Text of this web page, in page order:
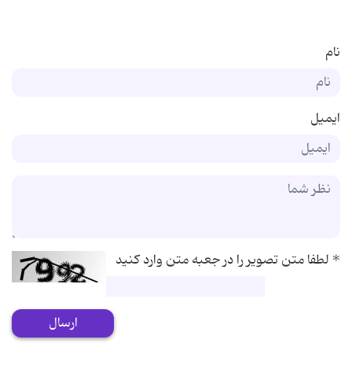
نام
ایمیل
*لطفا متن تصویر را در جعبه متن وارد کنید
ارسال